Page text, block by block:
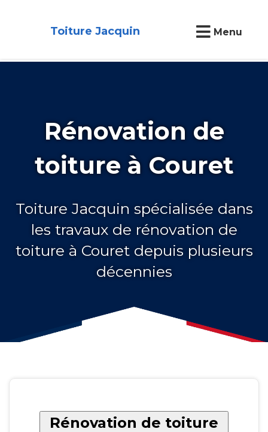
Toiture Jacquin Menu
Rénovation de
toiture à Couret
Toiture Jacquin spécialisée dans
les travaux de rénovation de
toiture à Couret depuis plusieurs
décennies
Rénovation de toiture